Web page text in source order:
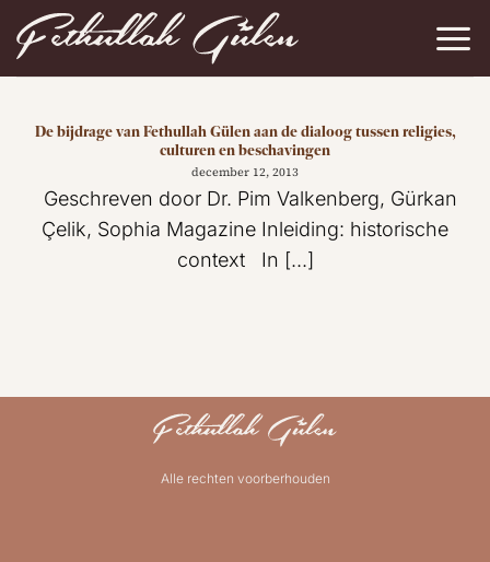
naar
inhoud
De bijdrage van Fethullah Gülen aan de dialoog tussen religies,
culturen en beschavingen
december 12, 2013
Geschreven door Dr. Pim Valkenberg, Gürkan
Çelik, Sophia Magazine Inleiding: historische
context In [...]
Alle rechten voorberhouden